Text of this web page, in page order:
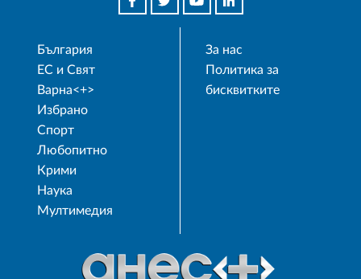
България
ЕС и Свят
Варна<+>
Избрано
Спорт
Любопитно
Крими
Наука
Мултимедия
За нас
Политика за
бисквитките